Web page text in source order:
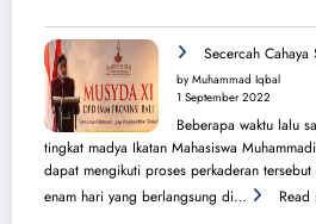
IMM
Yani
Secercah
by Muhammad Iqbal
1 September 2022
Beberapa waktu lalu
tingkat madya Ikatan Mahasiswa
dapat mengikuti proses perkaderan
enam hari yang berlangsung di…
Read